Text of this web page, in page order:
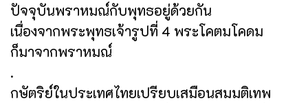
ปัจจุบันพราหมณ์กับพุทธอยู่ด้วยกัน
เนื่องจากพระพุทธเจ้ารูปที่ 4 พระโคตมโคดม
ก็มาจากพราหมณ์
.
กษัตริย์ในประเทศไทยเปรียบเสมือนสมมติเทพ